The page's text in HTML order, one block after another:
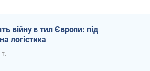
війну в тил Європи: під
логістика